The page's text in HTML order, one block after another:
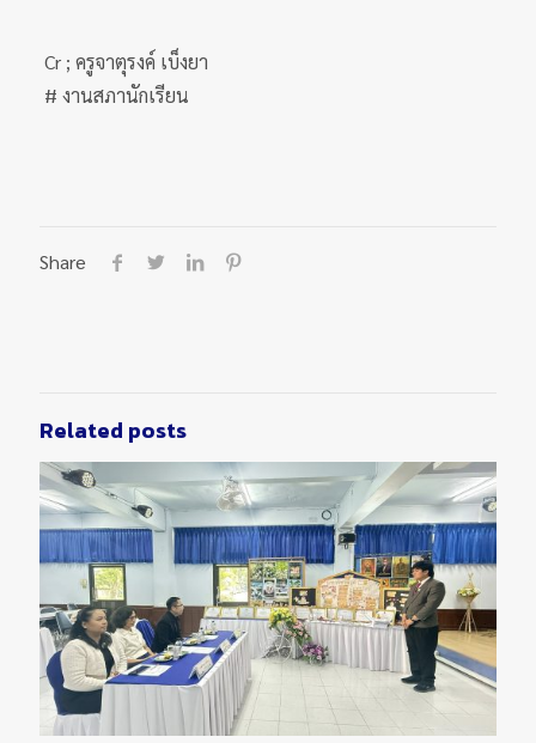
Cr ; ครูจาตุรงค์ เบ็งยา
# งานสภานักเรียน
Share
Related posts